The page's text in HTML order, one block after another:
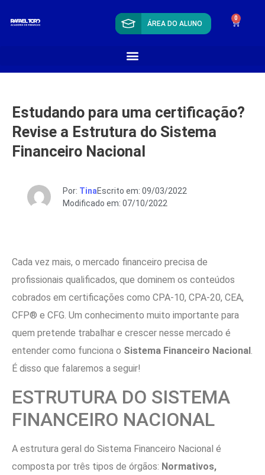
ÁREA DO ALUNO
0
Estudando para uma certificação?
Revise a Estrutura do Sistema
Financeiro Nacional
Por: TinaEscrito em: 09/03/2022
Modificado em: 07/10/2022
Cada vez mais, o mercado financeiro precisa de
profissionais qualificados, que dominem os conteúdos
cobrados em certificações como CPA-10, CPA-20, CEA,
CFP® e CFG. Um conhecimento muito importante para
quem pretende trabalhar e crescer nesse mercado é
entender como funciona o Sistema Financeiro Nacional
É disso que falaremos a seguir!
ESTRUTURA DO SISTEMA
FINANCEIRO NACIONAL
A estrutura geral do Sistema Financeiro Nacional é
composta por três tipos de órgãos: Normativos,